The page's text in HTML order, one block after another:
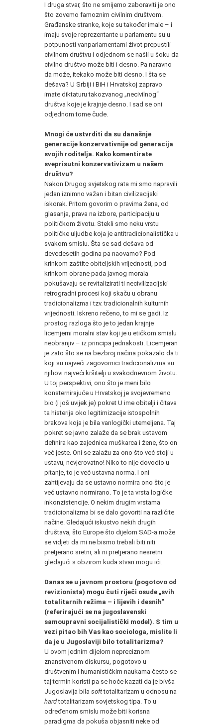
I druga stvar, što ne smijemo zaboraviti je ono
što zovemo famoznim civilnim društvom.
Građanske stranke, koje su također imale – i
imaju svoje reprezentante u parlamentu su u
potpunosti vanparlamentarni život prepustili
civilnom društvu i odjednom se našli u šoku da
civilno društvo može biti i desno. Pa naravno
da može, itekako može biti desno. I šta se
dešava? U Srbiji i BiH i Hrvatskoj zapravo
imate diktaturu takozvanog „necivilnog“
društva koje je krajnje desno. I sad se oni
odjednom tome čude.
Mnogi će ustvrditi da su današnje
generacije konzervativnije od generacija
svojih roditelja. Kako komentirate
sveprisutni konzervativizam u našem
društvu?
Nakon Drugog svjetskog rata mi smo napravili
jedan iznimno važan i bitan civilizacijski
iskorak. Pritom govorim o pravima žena, od
glasanja, prava na izbore, participaciju u
političkom životu. Stekli smo neku vrstu
političke uljudbe koja je antitradicionalistička u
svakom smislu. Šta se sad dešava od
devedesetih godina pa naovamo? Pod
krinkom zaštite obiteljskih vrijednosti, pod
krinkom obrane pada javnog morala
pokušavaju se revitalizirati ti necivilizacijski
retrogradni procesi koji skaču u obranu
tradicionalizma i tzv. tradicionalnih kulturnih
vrijednosti. Iskreno rečeno, to mi se gadi. Iz
prostog razloga što je to jedan krajnje
licemjerni moralni stav koji je u etičkom smislu
neobranjiv – iz principa jednakosti. Licemjeran
je zato što se na bezbroj načina pokazalo da ti
koji su najveći zagovornici tradicionalizma su
njihovi najveći kršitelji u svakodnevnom životu.
U toj perspektivi, ono što je meni bilo
konsternirajuće u Hrvatskoj je svojevremeno
bio (i još uvijek je) pokret U ime obitelji i čitava
ta histerija oko legitimizacije istospolnih
brakova koja je bila vanlogički utemeljena. Taj
pokret se javno zalaže da se brak ustavom
definira kao zajednica muškarca i žene, što on
već jeste. Oni se zalažu za ono što već stoji u
ustavu, nevjerovatno! Niko to nije dovodio u
pitanje, to je već ustavna norma. I oni
zahtijevaju da se ustavno normira ono što je
već ustavno normirano. To je ta vrsta logičke
inkonzistencije. O nekim drugim vrstama
tradicionalizma bi se dalo govoriti na različite
načine. Gledajući iskustvo nekih drugih
društava, što Europe što dijelom SAD-a može
se vidjeti da mi ne bismo trebali biti niti
pretjerano sretni, ali ni pretjerano nesretni
gledajući s obzirom kuda stvari mogu ići.
Danas se u javnom prostoru (pogotovo od
revizionista) mogu čuti riječi osude „svih
totalitarnih režima – i lijevih i desnih“
(referirajući se na jugoslavenski
samoupravni socijalistički model). S tim u
vezi pitao bih Vas kao sociologa, mislite li
da je u Jugoslaviji bilo totalitarizma?
U ovom jednim dijelom nepreciznom
znanstvenom diskursu, pogotovo u
društvenim i humanističkim naukama često se
taj termin koristi pa se hoće kazati da je bivša
Jugoslavija bila softtotalitarizam u odnosu na
hardtotalitarizam sovjetskog tipa. To u
određenom smislu može biti korisna
paradigma da pokuša objasniti neke od